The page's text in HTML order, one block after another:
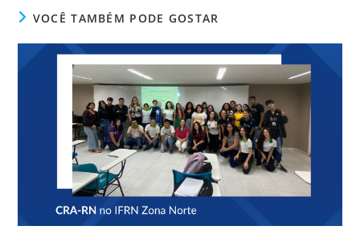
e
b
er e
dI
n
s
A
p
p
e
n
g
er
ri
e
n
dl
y
VOCÊ TAMBÉM PODE GOSTAR